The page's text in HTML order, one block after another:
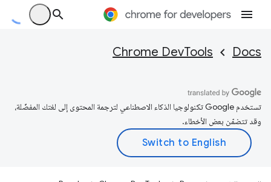
Docs
Chrome DevTools
تستخدم Google تكنولوجيا الذكاء الاصطناعي لترجمة المحتوى إلى لغتك المفضّلة،
وقد تتضمّن بعض الأخطاء.